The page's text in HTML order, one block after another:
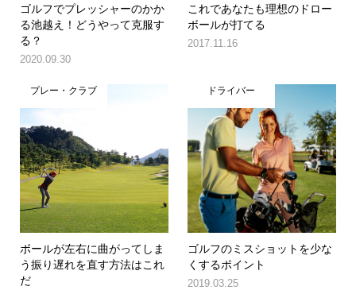
ゴルフでプレッシャーのかか
る池越え！どうやって克服す
る？
2020.09.30
これであなたも理想のドロー
ボールが打てる
2017.11.16
プレー・クラブ
ボールが左右に曲がってしま
う振り遅れを直す方法はこれ
だ
ドライバー
ゴルフのミスショットを少な
くするポイント
2019.03.25